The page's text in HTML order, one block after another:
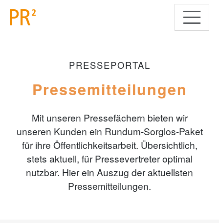
PRESSEPORTAL
Pressemitteilungen
Mit unseren Pressefächern bieten wir
unseren Kunden ein Rundum-Sorglos-Paket
für ihre Öffentlichkeitsarbeit. Übersichtlich,
stets aktuell, für Pressevertreter optimal
nutzbar. Hier ein Auszug der aktuellsten
Pressemitteilungen.